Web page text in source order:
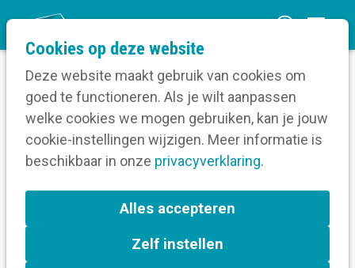
Cookies op deze website
Deze website maakt gebruik van cookies om
goed te functioneren. Als je wilt aanpassen
welke cookies we mogen gebruiken, kan je jouw
cookie-instellingen wijzigen. Meer informatie is
beschikbaar in onze privacyverklaring.
Alles accepteren
Zelf instellen
n
m
Home
Gebruikersvoorwaarden
Gebruikersvoorwaarden
Bedankt voor jouw bezoek aanwww.kortom.be!
Deze website is een realisatie van Kortom vzw.
Als vereniging voor overheids- en